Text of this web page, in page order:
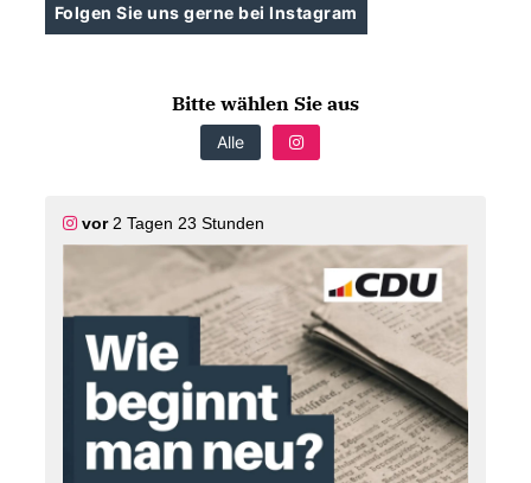
Folgen Sie uns gerne bei Instagram
Bitte wählen Sie aus
Alle
vor2 Tagen 23 Stunden